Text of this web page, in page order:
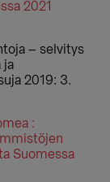
2021
– selvitys
ja
2019: 3.
:
Suomessa